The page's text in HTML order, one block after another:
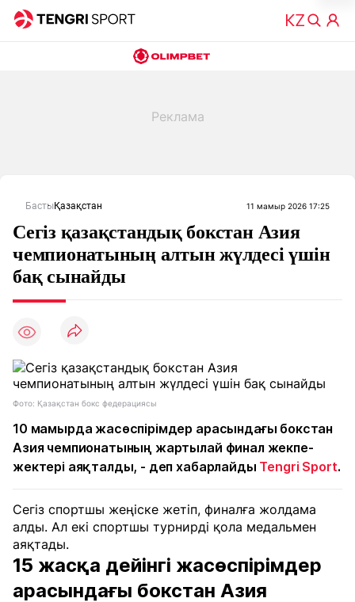
БастыҚазақстан 11 мамыр 2026 17:25
Сегіз қазақстандық бокстан Азия
чемпионатының алтын жүлдесі үшін
бақ сынайды
Фото: Қазақстан бокс федерациясы
10 мамырда жасөспірімдер арасындағы бокстан
Азия чемпионатының жартылай финал жекпе-
жектері аяқталды, - деп хабарлайды Tengri Sport.
Сегіз спортшы жеңіске жетіп, финалға жолдама
алды. Ал екі спортшы турнирді қола медальмен
аяқтады.
15 жасқа дейінгі жасөспірімдер
арасындағы бокстан Азия